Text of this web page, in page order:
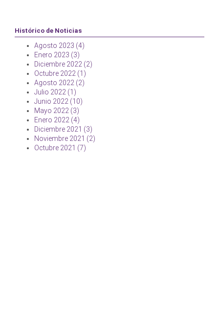
Histórico de Noticias
Agosto 2023 (4)
Enero 2023 (3)
Diciembre 2022 (2)
Octubre 2022 (1)
Agosto 2022 (2)
Julio 2022 (1)
Junio 2022 (10)
Mayo 2022 (3)
Enero 2022 (4)
Diciembre 2021 (3)
Noviembre 2021 (2)
Octubre 2021 (7)